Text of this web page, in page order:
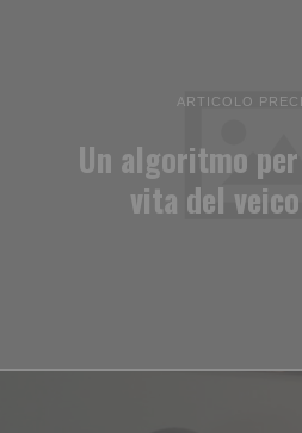
ARTICOLO
Un algoritmo
vita del